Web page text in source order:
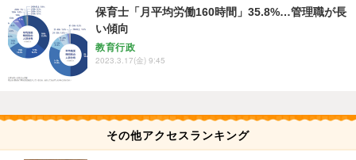
保育士「月平均労働160時間」35.8%…管理職が長
い傾向
教育行政
2023.3.17(金) 9:45
その他アクセスランキング